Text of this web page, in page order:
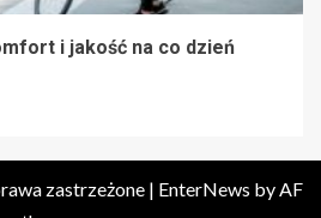
i jakość na co dzień
zastrzeżone | EnterNews by AF